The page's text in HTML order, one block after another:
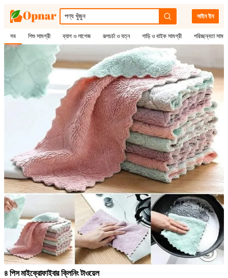
সাইন ইন
সব শিশু সামগ্রী ব্যাগ ও লাগেজ রূপচর্চা ও যত্ন গাড়ি ও বাইক সামগ্রী পরিচ্ছন্নতা
1/1
৪ পিস মাইক্রোফাইবার ক্লিনিং টাওয়েল